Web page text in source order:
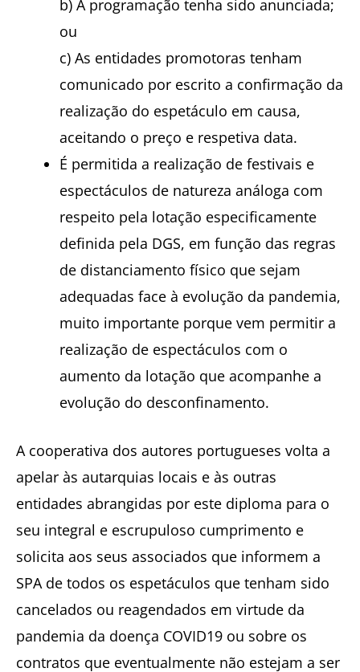
b) A programação tenha sido anunciada;
ou
c) As entidades promotoras tenham
comunicado por escrito a confirmação da
realização do espetáculo em causa,
aceitando o preço e respetiva data.
É permitida a realização de festivais e
espectáculos de natureza análoga com
respeito pela lotação especificamente
definida pela DGS, em função das regras
de distanciamento físico que sejam
adequadas face à evolução da pandemia,
muito importante porque vem permitir a
realização de espectáculos com o
aumento da lotação que acompanhe a
evolução do desconfinamento.
A cooperativa dos autores portugueses volta a
apelar às autarquias locais e às outras
entidades abrangidas por este diploma para o
seu integral e escrupuloso cumprimento e
solicita aos seus associados que informem a
SPA de todos os espetáculos que tenham sido
cancelados ou reagendados em virtude da
pandemia da doença COVID19 ou sobre os
contratos que eventualmente não estejam a ser